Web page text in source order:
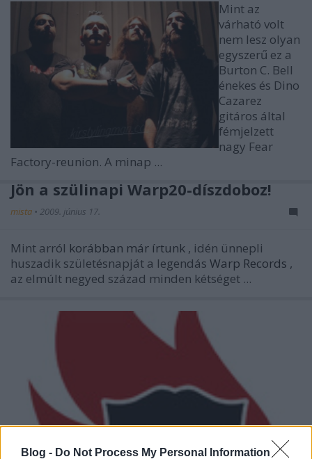
Blog - Do Not Process My Personal Information
Mint az
várható volt
nem lesz olyan
egyszerű ez a
Burton C. Bell
énekes és Dino
Cazarez
gitáros által
fémjelzett
nagy Fear
Factory-reunion. A minap ...
Jön a szülinapi Warp20-díszdoboz!
mista • 2009. június 17.
Mint arról korábban már írtunk , idén ünnepli
huszadik születésnapját a legendás Warp Records ,
az elmúlt negyed század minden kétséget ...